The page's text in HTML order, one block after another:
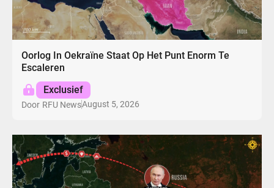
Oorlog In Oekraïne Staat Op Het Punt Enorm Te
Escaleren
Exclusief
Door RFU NewsAugust 5, 2026